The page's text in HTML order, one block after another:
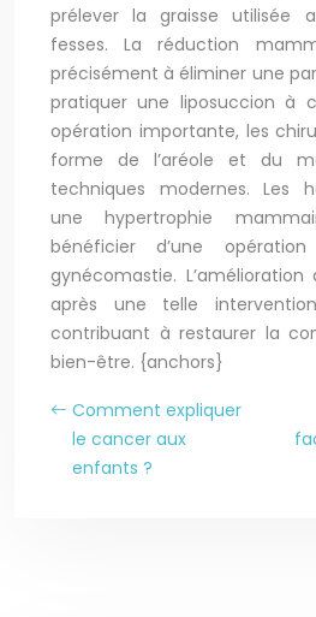
prélever la graisse utilisée
fesses. La réduction
précisément à éliminer une
pratiquer une liposuccion à
opération importante, les
forme de l’aréole et du
techniques modernes. Les
une hypertrophie
bénéficier d’une
gynécomastie.
après une telle
contribuant à restaurer la
bien-être. {anchors}
Comment expliquer
le cancer aux
enfants ?